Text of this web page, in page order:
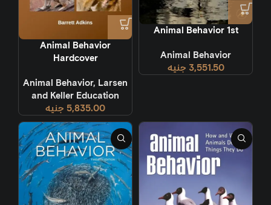
Animal Behavior 1st
Animal Behavior
3,551.50 جنيه
Animal Behavior
Hardcover
Animal Behavior, Larsen
and Keller Education
5,835.00 جنيه